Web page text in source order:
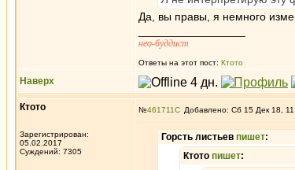
Да, вы правы, я немного
нео-буддист
Ответы на этот пост: Ктото
Наверх
Ктото
Зарегистрирован:
05.02.2017
Суждений: 7305
№461711 Добавлено: Сб 15 Дек 18,
Горсть листьев пишет:
Ктото пишет: